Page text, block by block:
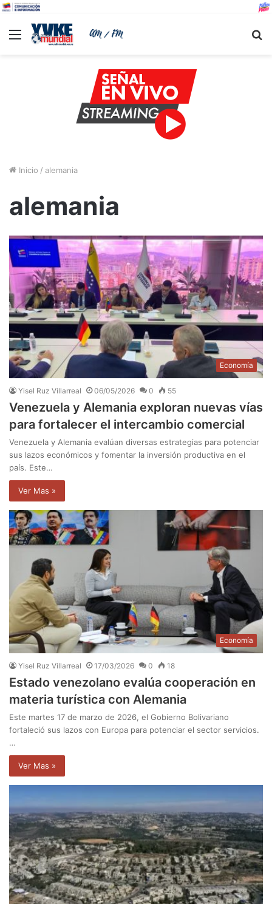
Menu
Inicio / alemania
alemania
Economía
Yisel Ruz Villarreal 06/05/2026 0 55
Venezuela y Alemania exploran nuevas vías
para fortalecer el intercambio comercial
Venezuela y Alemania evalúan diversas estrategias para potenciar
sus lazos económicos y fomentar la inversión productiva en el
país. Este…
Ver Mas »
Economía
Yisel Ruz Villarreal 17/03/2026 0 18
Estado venezolano evalúa cooperación en
materia turística con Alemania
Este martes 17 de marzo de 2026, el Gobierno Bolivariano
fortaleció sus lazos con Europa para potenciar el sector servicios.
…
Ver Mas »